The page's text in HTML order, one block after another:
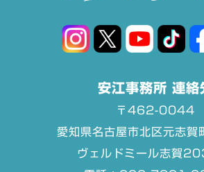
安江事務所 連絡
〒462-0044
愛知県名古屋市北区元志
ヴェルドミール志賀